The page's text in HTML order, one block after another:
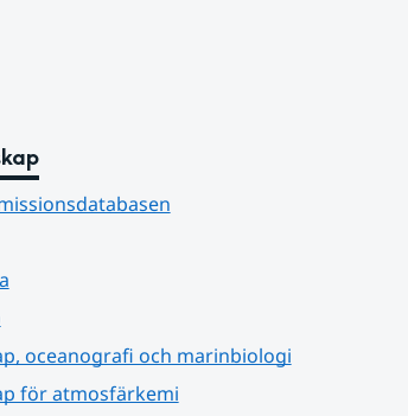
till annan webbplats.
oceanografi och marinbiologi
för atmosfärkemi